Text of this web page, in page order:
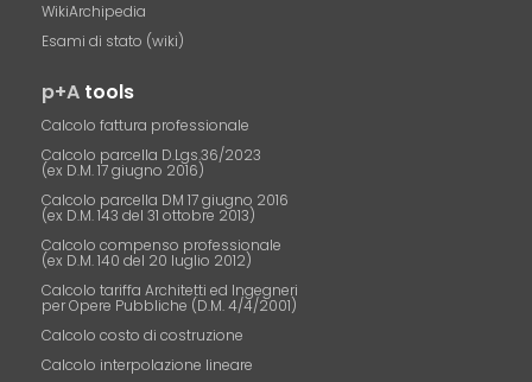
WikiArchipedia
Esami di stato (wiki)
p+A tools
Calcolo fattura professionale
Calcolo parcella D.Lgs.36/2023
(ex D.M. 17 giugno 2016)
Calcolo parcella DM 17 giugno 2016
(ex D.M. 143 del 31 ottobre 2013)
Calcolo compenso professionale
(ex D.M. 140 del 20 luglio 2012)
Calcolo tariffa Architetti ed Ingegneri
per Opere Pubbliche (D.M. 4/4/2001)
Calcolo costo di costruzione
Calcolo interpolazione lineare